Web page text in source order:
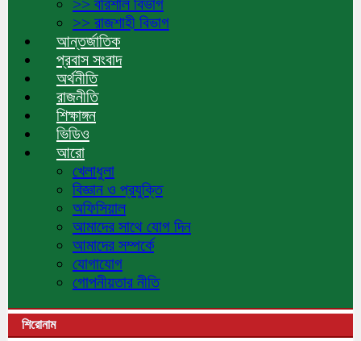
>> বরিশাল বিভাগ
>> রাজশাহী বিভাগ
আন্তর্জাতিক
প্রবাস সংবাদ
অর্থনীতি
রাজনীতি
শিক্ষাঙ্গন
ভিডিও
আরো
খেলাধুলা
বিজ্ঞান ও প্রযুক্তি
অফিসিয়াল
আমাদের সাথে যোগ দিন
আমাদের সম্পর্কে
যোগাযোগ
গোপনীয়তার নীতি
শিরোনাম